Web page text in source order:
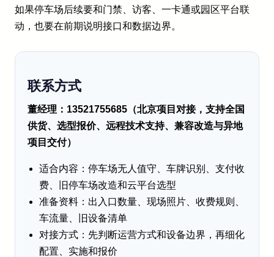
如果停车场后续要和门禁、访客、一卡通或园区平台联
动，也要在前期说明接口和数据边界。
联系方式
董经理：13521755685（北京项目对接，支持全国
供货、选型报价、远程技术支持、兼容改造与异地
项目交付）
适合内容：停车场无人值守、车牌识别、支付收
费、旧停车场改造和云平台选型
准备资料：出入口数量、现场照片、收费规则、
车流量、旧设备清单
对接方式：先判断运营方式和设备边界，再细化
配置、实施和报价